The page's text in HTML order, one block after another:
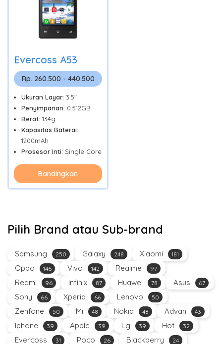
Evercoss A53
Rp. 260.500 - 440.500
Ukuran Layar: 3.5"
Penyimpanan: 0.512GB
Berat: 134g
Kapasitas Baterai:
1200mAh
Prosesor Inti: Single Core
Bandingkan
Pilih Brand atau Sub-brand
Samsung 250 Galaxy 248 Xiaomi 181
Oppo 146 Vivo 142 Realme 97
Redmi 96 Infinix 87 Huawei 78 Asus 67
Sony 66 Xperia 66 Lenovo 50
Zenfone 50 Mi 48 Nokia 48 Advan 43
Iphone 39 Apple 39 Lg 39 Hot 32
Evercoss 31 Poco 26 Blackberry 24